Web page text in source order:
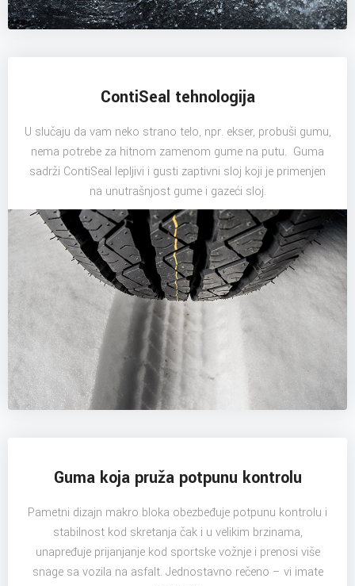
ContiSeal tehnologija
U slučaju da vam neko strano telo, npr. ekser, probuši gumu,
nema potrebe za hitnom zamenom gume na putu. Guma
sadrži ContiSeal lepljivi i gusti zaptivni sloj koji je primenjen
na unutrašnjost gume i gazeći sloj.
Guma koja pruža potpunu kontrolu
Pametni dizajn makro bloka obezbeđuje potpunu kontrolu i
stabilnost kod skretanja čak i u velikim brzinama,
unapređuje prijanjanje kod sportske vožnje i prenosi više
snage sa vozila na asfalt. Jednostavno rečeno – vi imate